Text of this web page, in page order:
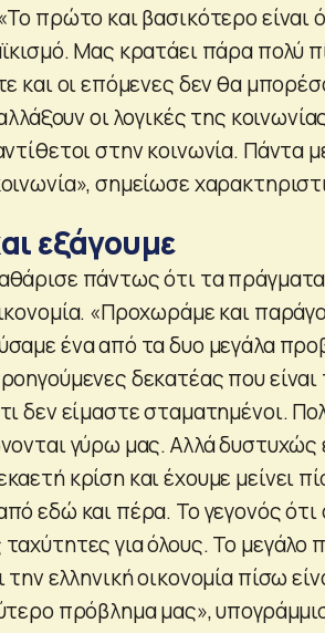
πρώτο και βασικότερο είναι
Μας κρατάει πάρα πολύ
και οι επόμενες δεν θα
οι λογικές της
στην κοινωνία. Πάντα
σημείωσε
εξάγουμε
πάντως ότι τα
«Προχωράμε και
ένα από τα δυο μεγάλα
δεκατέας που είναι
δεν είμαστε σταματημένοι.
γύρω μας. Αλλά δυστυχώς
κρίση και έχουμε μείνει
εδώ και πέρα. Το γεγονός ότι
για όλους. Το μεγάλο
ελληνική οικονομία πίσω
πρόβλημα μας»,